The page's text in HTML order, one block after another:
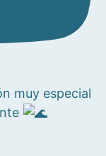
muy especial